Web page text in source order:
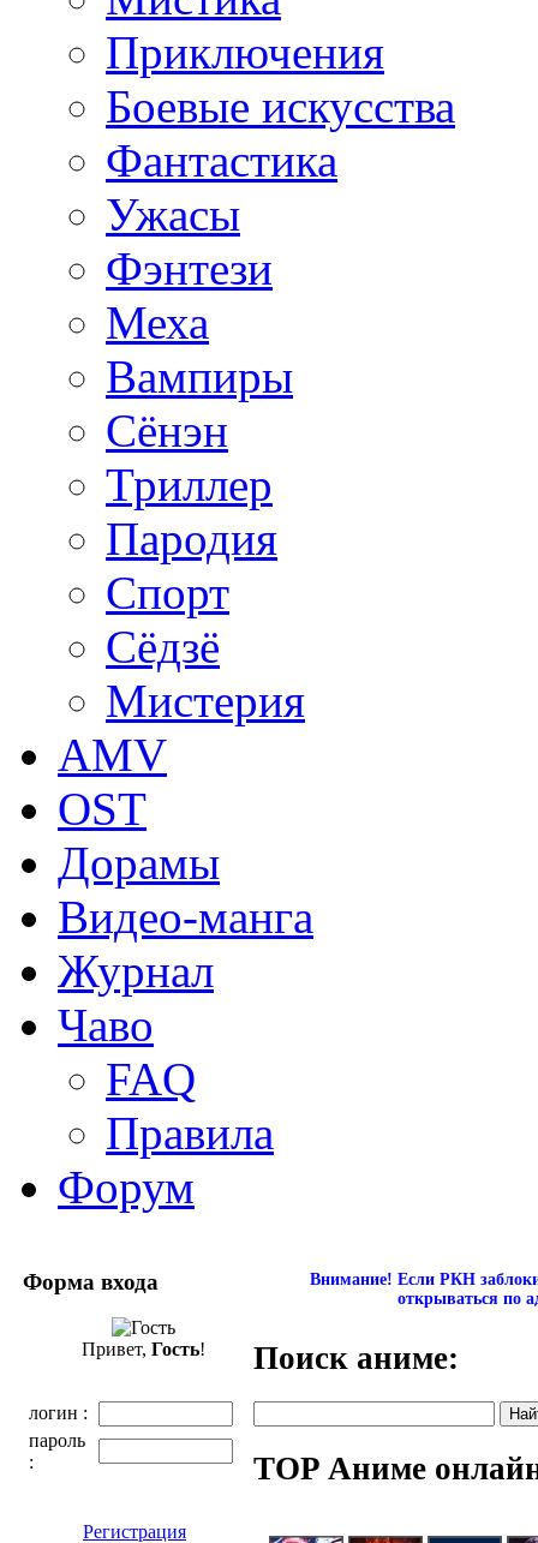
Приключения
Боевые искусства
Фантастика
Ужасы
Фэнтези
Меха
Вампиры
Сёнэн
Триллер
Пародия
Спорт
Сёдзё
Мистерия
AMV
OST
Дорамы
Видео-манга
Журнал
Чаво
FAQ
Правила
Форум
Форма входа
Привет, Гость!
логин :
пароль
:
Регистрация
Внимание! Если РКН
открываться по
Поиск аниме:
TOP Аниме